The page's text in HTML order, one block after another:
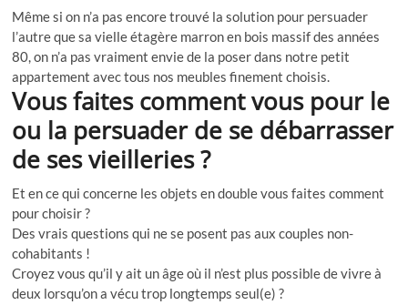
Même si on n’a pas encore trouvé la solution pour persuader
l’autre que sa vielle étagère marron en bois massif des années
80, on n’a pas vraiment envie de la poser dans notre petit
appartement avec tous nos meubles finement choisis.
Vous faites comment vous pour le
ou la persuader de se débarrasser
de ses vieilleries ?
Et en ce qui concerne les objets en double vous faites comment
pour choisir ?
Des vrais questions qui ne se posent pas aux couples non-
cohabitants !
Croyez vous qu’il y ait un âge où il n’est plus possible de vivre à
deux lorsqu’on a vécu trop longtemps seul(e) ?